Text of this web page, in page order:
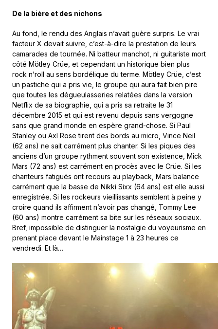
De la bière et des nichons
Au fond, le rendu des Anglais n’avait guère surpris. Le vrai
facteur X devait suivre, c’est-à-dire la prestation de leurs
camarades de tournée. Ni batteur manchot, ni guitariste mort
côté Mötley Crüe, et cependant un historique bien plus
rock n’roll au sens bordélique du terme. Mötley Crüe, c’est
un pastiche qui a pris vie, le groupe qui aura fait bien pire
que toutes les dégueulasseries relatées dans la version
Netflix de sa biographie, qui a pris sa retraite le 31
décembre 2015 et qui est revenu depuis sans vergogne
sans que grand monde en espère grand-chose. Si Paul
Stanley ou Axl Rose tirent des bords au micro, Vince Neil
(62 ans) ne sait carrément plus chanter. Si les piques des
anciens d’un groupe rythment souvent son existence, Mick
Mars (72 ans) est carrément en procès avec le Crüe. Si les
chanteurs fatigués ont recours au playback, Mars balance
carrément que la basse de Nikki Sixx (64 ans) est elle aussi
enregistrée. Si les rockeurs vieillissants semblent à peine y
croire quand ils affirment n’avoir pas changé, Tommy Lee
(60 ans) montre carrément sa bite sur les réseaux sociaux.
Bref, impossible de distinguer la nostalgie du voyeurisme en
prenant place devant le Mainstage 1 à 23 heures ce
vendredi. Et là…